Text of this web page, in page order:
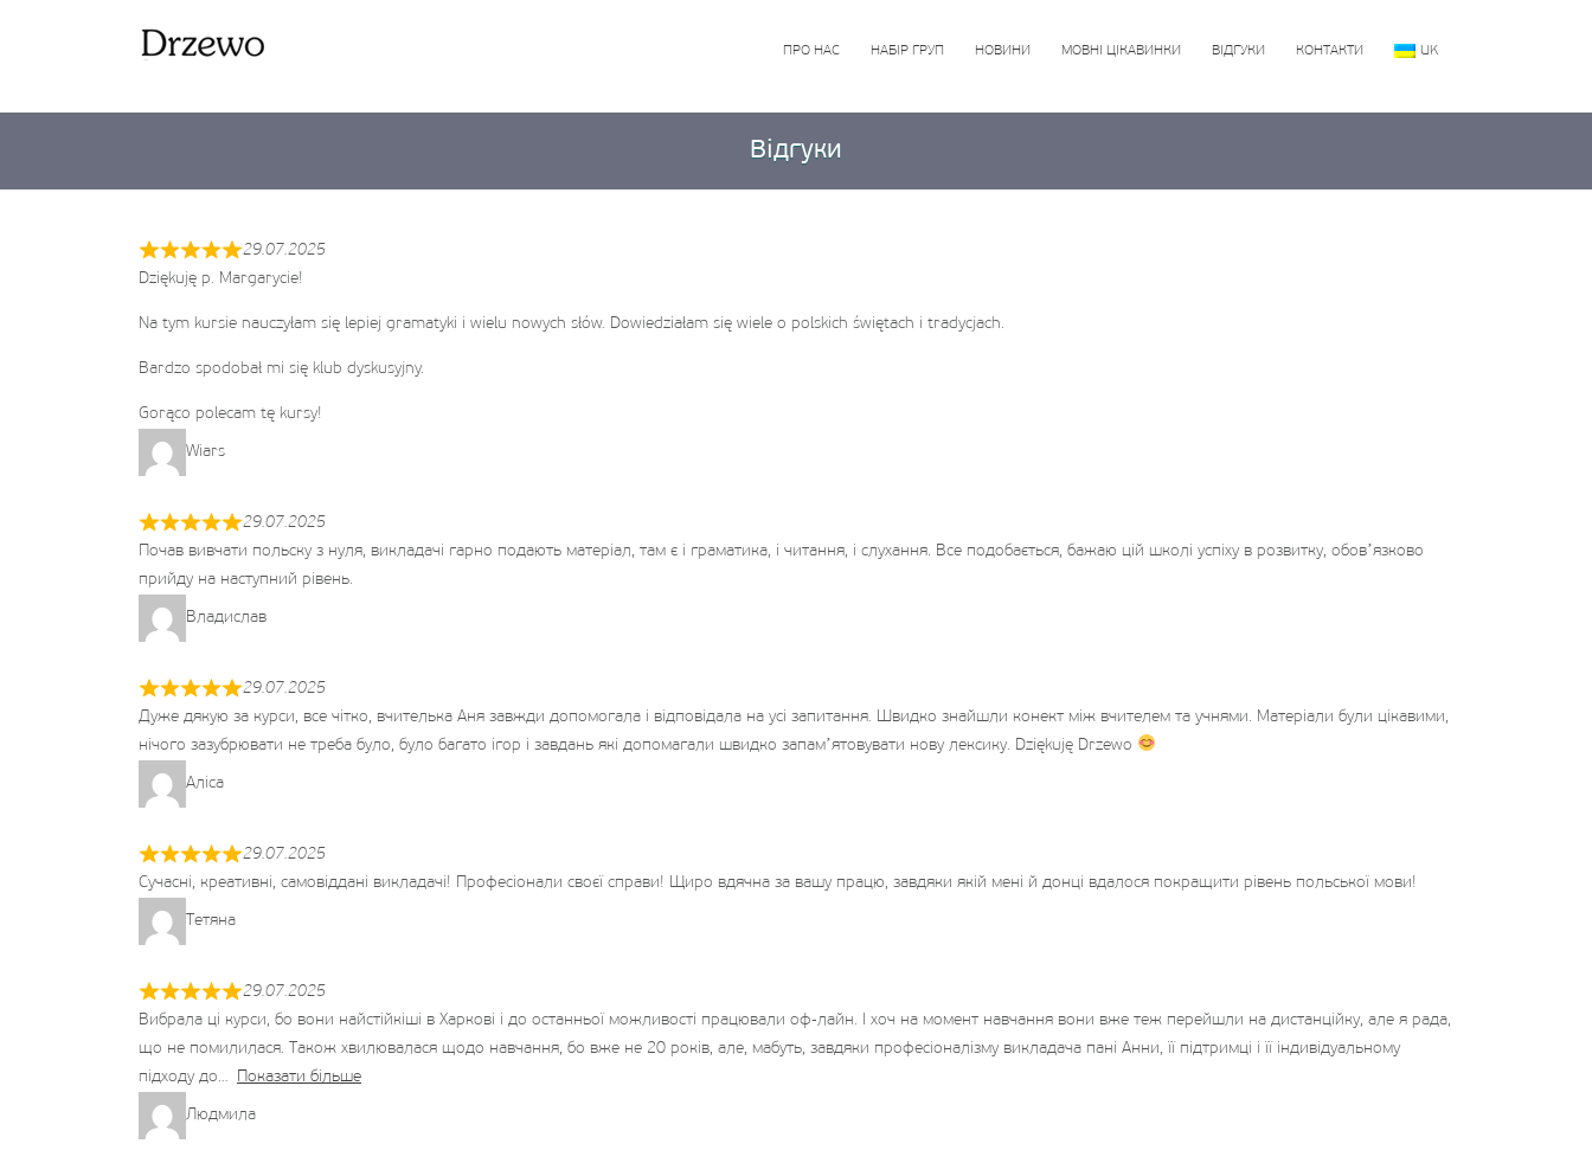
ПРО НАС НАБІР ГРУП НОВИНИ МОВНІ ЦІКАВИНКИ ВІДГУКИ КОНТАКТИ UK
Відгуки
29.07.2025
Dziękuję p. Margarycie!
Na tym kursie nauczyłam się lepiej gramatyki i wielu nowych słów. Dowiedziałam się wiele o polskich świętach i tradycjach.
Bardzo spodobał mi się klub dyskusyjny.
Gorąco polecam tę kursy!
Wiars
29.07.2025
Почав вивчати польску з нуля, викладачі гарно подають матеріал, там є і граматика, і читання, і слухання. Все подобається, бажаю цій школі успіху в розвитку, обовʼязково
прийду на наступний рівень.
Владислав
29.07.2025
Дуже дякую за курси, все чітко, вчителька Аня завжди допомогала і відповідала на усі запитання. Швидко знайшли конект між вчителем та учнями. Матеріали були цікавими,
нічого зазубрювати не треба було, було багато ігор і завдань які допомагали швидко запамʼятовувати нову лексику. Dziękuję Drzewo
Аліса
29.07.2025
Сучасні, креативні, самовіддані викладачі! Професіонали своєї справи! Щиро вдячна за вашу працю, завдяки якій мені й донці вдалося покращити рівень польської мови!
Тетяна
29.07.2025
Вибрала ці курси, бо вони найстійкіші в Харкові і до останньої можливості працювали оф-лайн. І хоч на момент навчання вони вже теж перейшли на дистанційку, але я рада,
що не помилилася. Також хвилювалася щодо навчання, бо вже не 20 років, але, мабуть, завдяки професіоналізму викладача пані Анни, її підтримці і її індивідуальному
підходу до
Показати більше
Людмила